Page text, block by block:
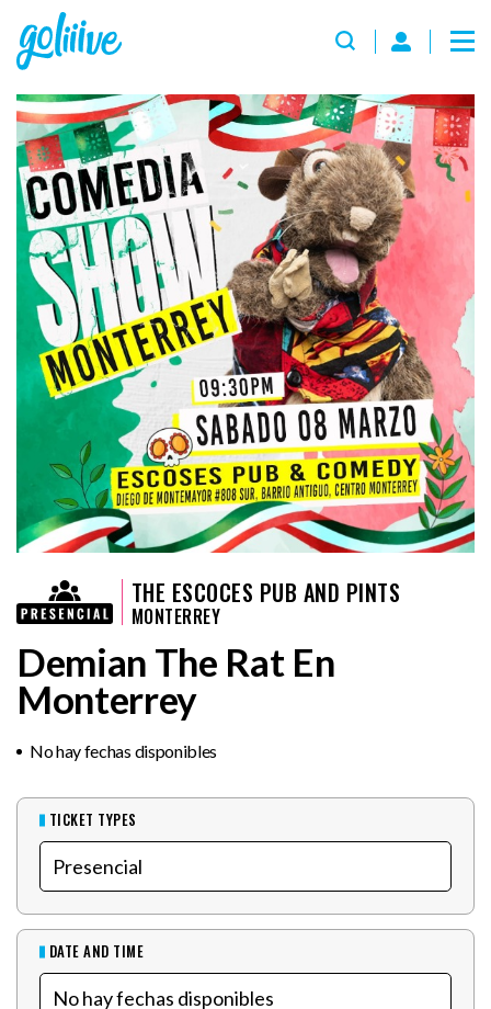
THE ESCOCES PUB AND PINTS
MONTERREY
Demian The Rat En
Monterrey
No hay fechas disponibles
TICKET TYPES
DATE AND TIME